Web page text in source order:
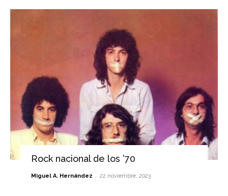
Rock nacional de los ’70
Miguel A. Hernández - 22 noviembre, 2023